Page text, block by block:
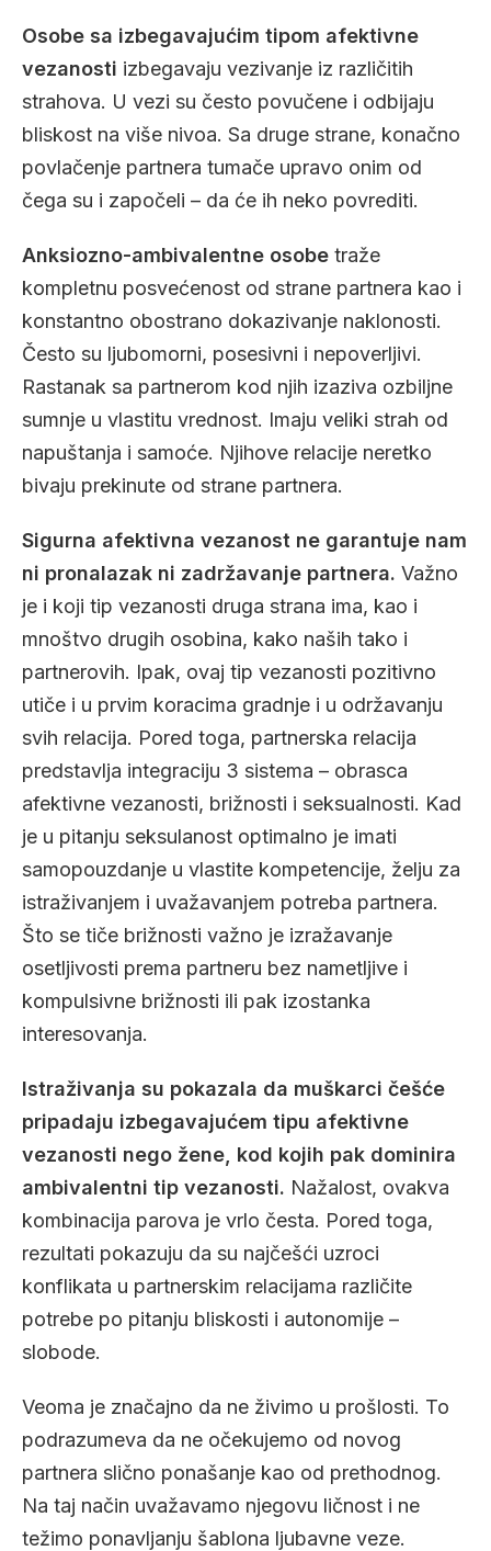
Osobe sa izbegavajućim tipom afektivne
vezanosti izbegavaju vezivanje iz različitih
strahova. U vezi su često povučene i odbijaju
bliskost na više nivoa. Sa druge strane, konačno
povlačenje partnera tumače upravo onim od
čega su i započeli – da će ih neko povrediti.
Anksiozno-ambivalentne osobe traže
kompletnu posvećenost od strane partnera kao i
konstantno obostrano dokazivanje naklonosti.
Često su ljubomorni, posesivni i nepoverljivi.
Rastanak sa partnerom kod njih izaziva ozbiljne
sumnje u vlastitu vrednost. Imaju veliki strah od
napuštanja i samoće. Njihove relacije neretko
bivaju prekinute od strane partnera.
Sigurna afektivna vezanost ne garantuje nam
ni pronalazak ni zadržavanje partnera. Važno
je i koji tip vezanosti druga strana ima, kao i
mnoštvo drugih osobina, kako naših tako i
partnerovih. Ipak, ovaj tip vezanosti pozitivno
utiče i u prvim koracima gradnje i u održavanju
svih relacija. Pored toga, partnerska relacija
predstavlja integraciju 3 sistema – obrasca
afektivne vezanosti, brižnosti i seksualnosti. Kad
je u pitanju seksulanost optimalno je imati
samopouzdanje u vlastite kompetencije, želju za
istraživanjem i uvažavanjem potreba partnera.
Što se tiče brižnosti važno je izražavanje
osetljivosti prema partneru bez nametljive i
kompulsivne brižnosti ili pak izostanka
interesovanja.
Istraživanja su pokazala da muškarci češće
pripadaju izbegavajućem tipu afektivne
vezanosti nego žene, kod kojih pak dominira
ambivalentni tip vezanosti. Nažalost, ovakva
kombinacija parova je vrlo česta. Pored toga,
rezultati pokazuju da su najčešći uzroci
konflikata u partnerskim relacijama različite
potrebe po pitanju bliskosti i autonomije –
slobode.
Veoma je značajno da ne živimo u prošlosti. To
podrazumeva da ne očekujemo od novog
partnera slično ponašanje kao od prethodnog.
Na taj način uvažavamo njegovu ličnost i ne
težimo ponavljanju šablona ljubavne veze.